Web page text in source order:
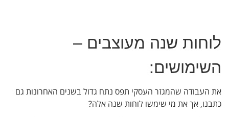
לוחות שנה מעוצבים –
השימושים:
את העבודה שהמגזר העסקי תפס נתח גדול בשנים האחרונות גם
כתבנו, אך את מי שימשו לוחות שנה אלה?